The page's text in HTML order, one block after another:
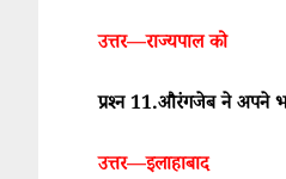
उत्तर—राज्यपाल को
प्रश्न 11.औरंगजेब ने अपने
उत्तर—इलाहाबाद